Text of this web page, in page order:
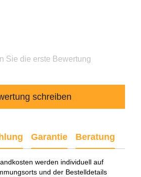
Sie die erste Bewertung
schreiben
Garantie Beratung
werden individuell auf
und der Bestelldetails